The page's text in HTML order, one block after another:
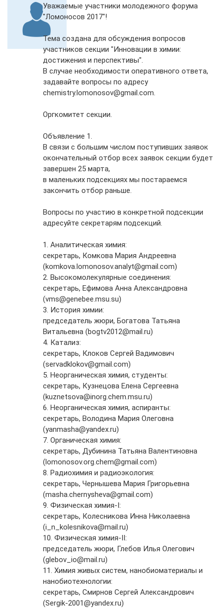
Уважаемые участники молодежного форума
"Ломоносов 2017"!
Тема создана для обсуждения вопросов
участников секции "Инновации в химии:
достижения и перспективы".
В случае необходимости оперативного ответа,
задавайте вопросы по адресу
chemistry.lomonosov@gmail.com.
Оргкомитет секции.
Объявление 1.
В связи с большим числом поступивших заявок
окончательный отбор всех заявок секции будет
завершен 25 марта,
в маленьких подсекциях мы постараемся
закончить отбор раньше.
Вопросы по участию в конкретной подсекции
адресуйте секретарям подсекций.
1. Аналитическая химия:
секретарь, Комкова Мария Андреевна
(komkova.lomonosov.analyt@gmail.com)
2. Высокомолекулярные соединения:
секретарь, Ефимова Анна Александровна
(vms@genebee.msu.su)
3. История химии:
председатель жюри, Богатова Татьяна
Витальевна (bogtv2012@mail.ru)
4. Катализ:
секретарь, Клоков Сергей Вадимович
(servadklokov@gmail.com)
5. Неорганическая химия, студенты:
секретарь, Кузнецова Елена Сергеевна
(kuznetsova@inorg.chem.msu.ru)
6. Неорганическая химия, аспиранты:
секретарь, Володина Мария Олеговна
(yanmasha@yandex.ru)
7. Органическая химия:
секретарь, Дубинина Татьяна Валентиновна
(lomonosov.org.chem@gmail.com)
8. Радиохимия и радиоэкология:
секретарь, Чернышева Мария Григорьевна
(masha.chernysheva@gmail.com)
9. Физическая химия-I:
секретарь, Колесникова Инна Николаевна
(i_n_kolesnikova@mail.ru)
10. Физическая химия-II:
председатель жюри, Глебов Илья Олегович
(glebov_io@mail.ru)
11. Химия живых систем, нанобиоматериалы и
нанобиотехнологии:
секретарь, Смирнов Сергей Александрович
(Sergik-2001@yandex.ru)